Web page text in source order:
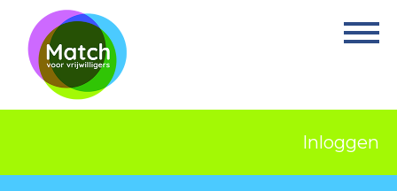
Home
Activiteiten
Inloggen